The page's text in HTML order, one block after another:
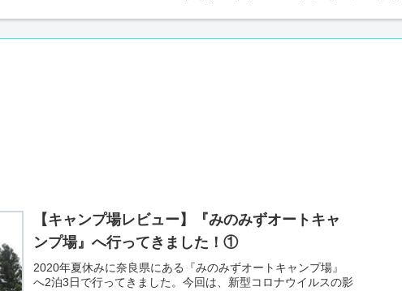
【キャンプ場レビュー】『みのみずオートキャ
ンプ場』へ行ってきました！①
2020年夏休みに奈良県にある『みのみずオートキャンプ場』
へ2泊3日で行ってきました。今回は、新型コロナウイルスの影